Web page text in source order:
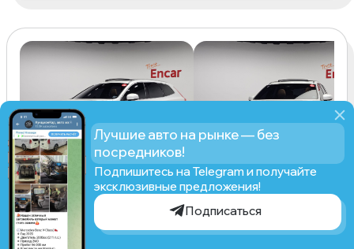
Рассчитать стоимость
Volvo Xc60, 2024
2 GENERATI
Лучшие авто на рынке — без
посредников!
Подпишитесь на Telegram и получайте
эксклюзивные предложения!
Подписаться